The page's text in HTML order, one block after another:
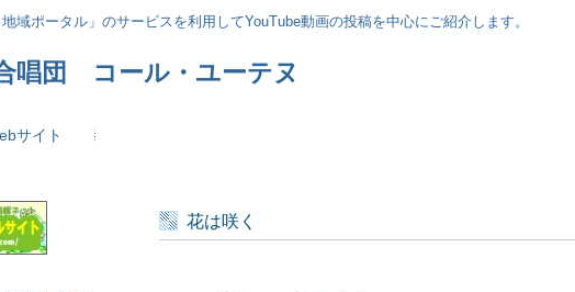
域ポータル」のサービスを利用してYouTube動画の投稿を中心にご紹介します。
唱団 コール・ユーテヌ
サイト
花は咲く